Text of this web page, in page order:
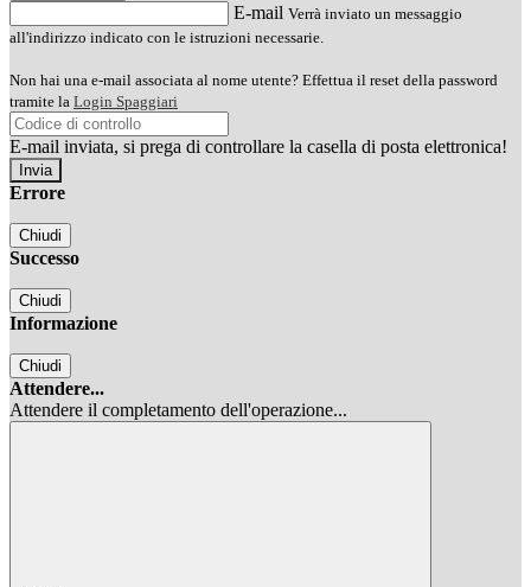
E-mail Verrà inviato un messaggio
all'indirizzo indicato con le istruzioni necessarie.
Non hai una e-mail associata al nome utente? Effettua il reset della password
tramite la Login Spaggiari
E-mail inviata, si prega di controllare la casella di posta elettronica!
Errore
Chiudi
Successo
Chiudi
Informazione
Chiudi
Attendere...
Attendere il completamento dell'operazione...